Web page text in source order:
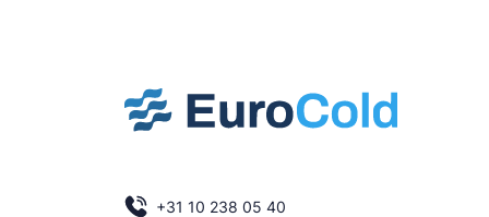
+31 10 238 05 40